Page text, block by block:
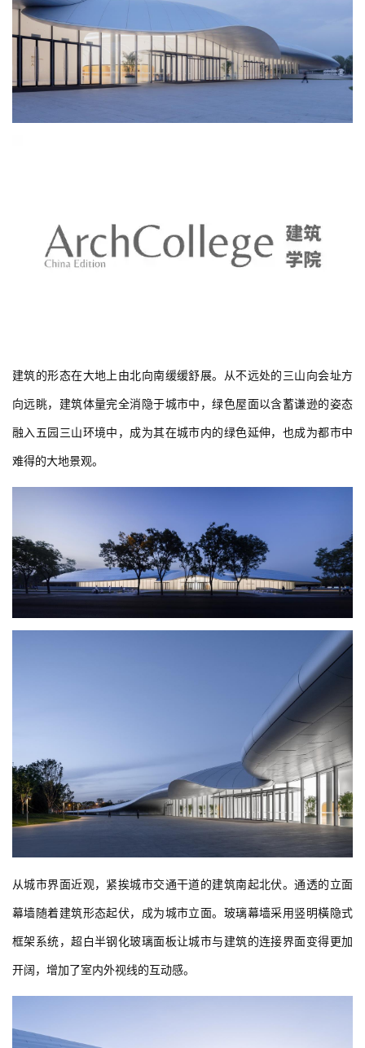
建筑的形态在大地上由北向南缓缓舒展。从不远处的三山向会址方
向远眺，建筑体量完全消隐于城市中，绿色屋面以含蓄谦逊的姿态
融入五园三山环境中，成为其在城市内的绿色延伸，也成为都市中
难得的大地景观。
从城市界面近观，紧挨城市交通干道的建筑南起北伏。通透的立面
幕墙随着建筑形态起伏，成为城市立面。玻璃幕墙采用竖明橫隐式
框架系统，超白半钢化玻璃面板让城市与建筑的连接界面变得更加
开阔，增加了室内外视线的互动感。